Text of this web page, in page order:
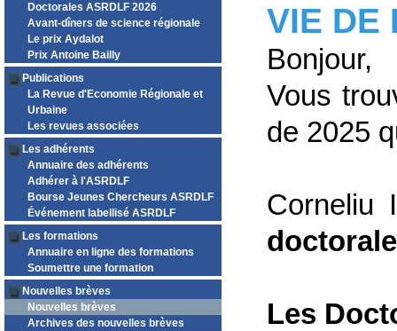
Doctorales ASRDLF 2026
Avant-dîners de science régionale
Le prix Aydalot
Prix Antoine Bailly
Publications
La Revue d'Economie Régionale et
Urbaine
Les revues associées
Les adhérents
Annuaire des adhérents
Adhérer à l'ASRDLF
Bourse Jeunes Chercheurs ASRDLF
Événement labellisé ASRDLF
Les formations
Annuaire en ligne des formations
Soumettre une formation
Nouvelles brèves
Nouvelles brèves
Archives des nouvelles brèves
VIE DE
Bonjour,
Vous
de 2025
Corneliu
Les